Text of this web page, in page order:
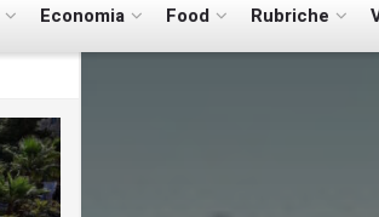
Economia Food Rubriche